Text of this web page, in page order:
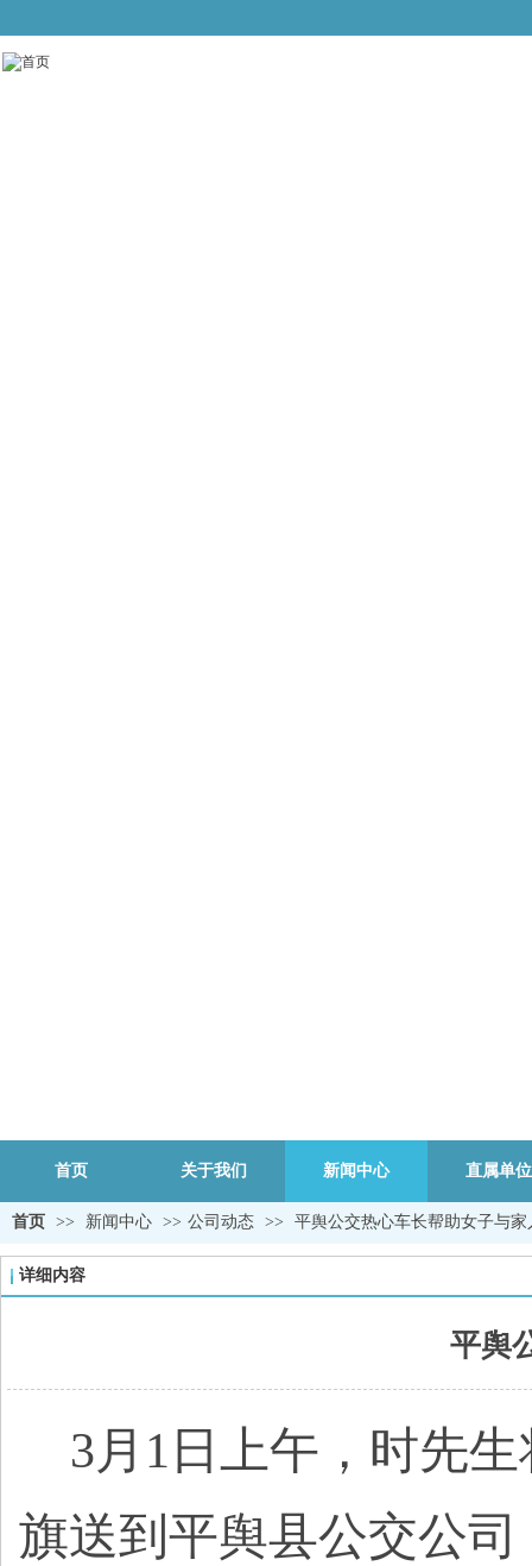
首页 关于我们 新闻中心 直属单位
首页 >> 新闻中心 >> 公司动态 >> 平舆公交热心车长帮助女子与家
详细内容
平舆
3月1日上午，时先
旗送到平舆县公交公